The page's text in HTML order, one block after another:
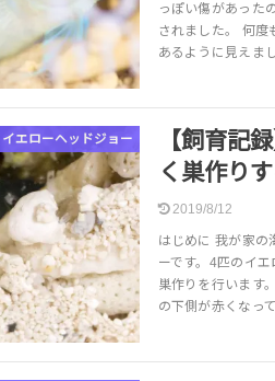
っぽい傷があった
されました。 何度
あるように見えま
イエローヘッドジョー
【飼育記
く巣作り
2019/8/12
はじめに 我が家の
ーです。4匹のイ
巣作りを行います
の下側が赤くなっ